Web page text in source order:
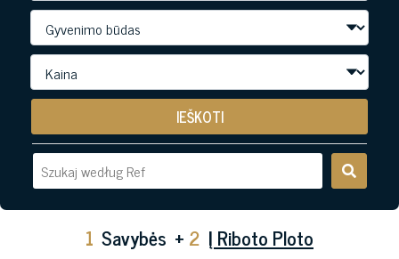
IEŠKOTI
1 Savybės + 2 Į Riboto Ploto